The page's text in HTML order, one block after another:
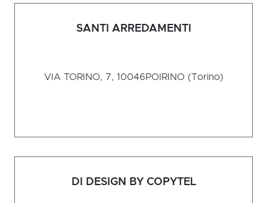
SANTI ARREDAMENTI
VIA TORINO, 7, 10046POIRINO (Torino)
DI DESIGN BY COPYTEL